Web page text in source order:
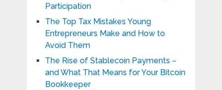
Participation
The Top Tax Mistakes Young
Entrepreneurs Make and How to
Avoid Them
The Rise of Stablecoin Payments –
and What That Means for Your Bitcoin
Bookkeeper